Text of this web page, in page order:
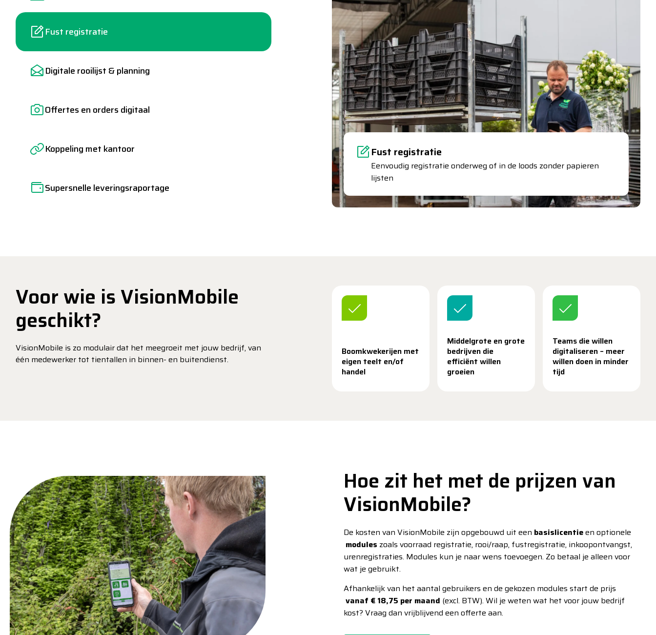
Fust registratie
Digitale rooilijst & planning
Offertes en orders digitaal
Koppeling met kantoor
Supersnelle leveringsraportage
Fust registratie
Eenvoudig registratie onderweg of in de loods zonder papieren
lijsten
Voor wie is VisionMobile
geschikt?
VisionMobile is zo modulair dat het meegroeit met jouw bedrijf, van
één medewerker tot tientallen in binnen- en buitendienst.
Boomkwekerijen met
eigen teelt en/of
handel
Middelgrote en grote
bedrijven die
efficiënt willen
groeien
Teams die willen
digitaliseren – meer
willen doen in minder
tijd
Hoe zit het met de prijzen van
VisionMobile?
De kosten van VisionMobile zijn opgebouwd uit een basislicentieen optionele
modules zoals voorraad registratie, rooi/raap, fustregistratie, inkoopontvangst,
urenregistraties. Modules kun je naar wens toevoegen. Zo betaal je alleen voor
wat je gebruikt.
Afhankelijk van het aantal gebruikers en de gekozen modules start de prijs
vanaf € 18,75 per maand (excl. BTW). Wil je weten wat het voor jouw bedrijf
kost? Vraag dan vrijblijvend een offerte aan.